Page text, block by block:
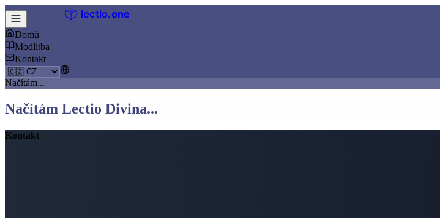
lectio.one
Domů
Modlitba
Kontakt
Načítám...
Načítám Lectio Divina...
Kontakt